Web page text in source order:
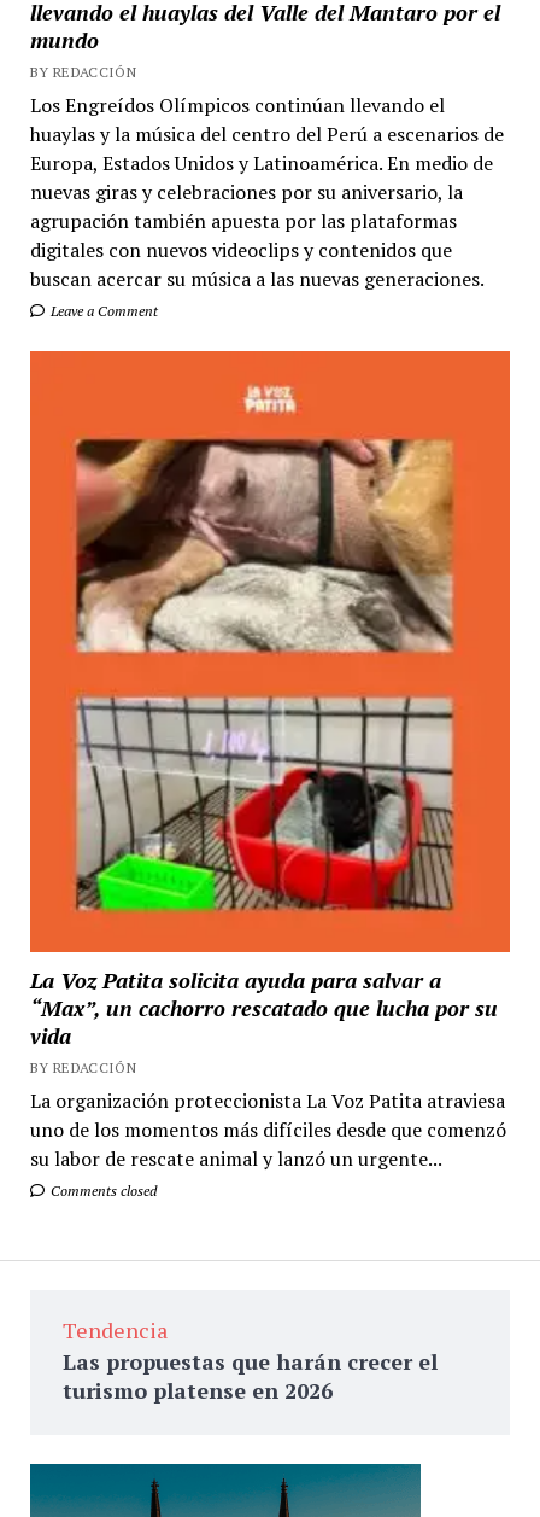
llevando el huaylas del Valle del Mantaro por el
mundo
BY REDACCIÓN
Los Engreídos Olímpicos continúan llevando el
huaylas y la música del centro del Perú a escenarios de
Europa, Estados Unidos y Latinoamérica. En medio de
nuevas giras y celebraciones por su aniversario, la
agrupación también apuesta por las plataformas
digitales con nuevos videoclips y contenidos que
buscan acercar su música a las nuevas generaciones.
Leave a Comment
La Voz Patita solicita ayuda para salvar a
“Max”, un cachorro rescatado que lucha por su
vida
BY REDACCIÓN
La organización proteccionista La Voz Patita atraviesa
uno de los momentos más difíciles desde que comenzó
su labor de rescate animal y lanzó un urgente...
Comments closed
Tendencia
Las propuestas que harán crecer el
turismo platense en 2026